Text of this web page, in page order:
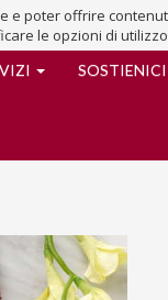
poter offrire
le opzioni di
SOSTIENICI